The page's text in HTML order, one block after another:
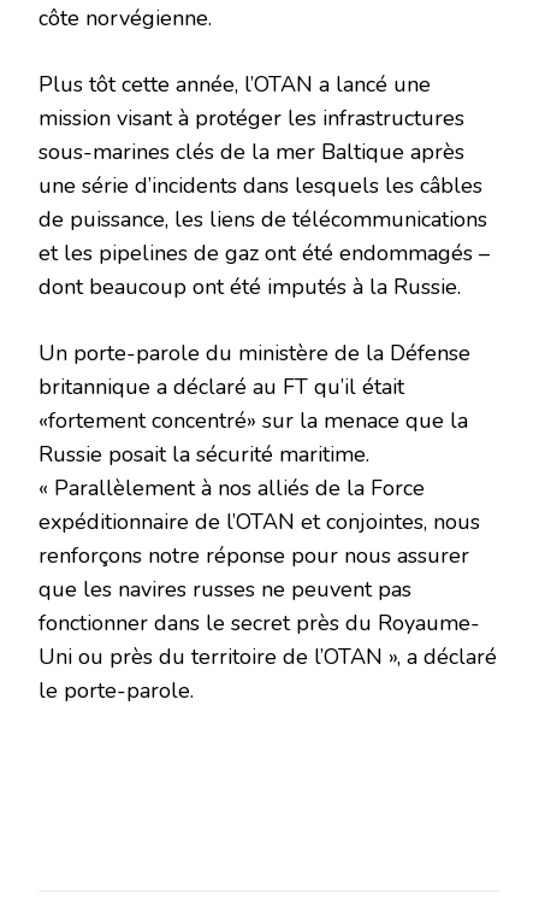
côte norvégienne.
Plus tôt cette année, l’OTAN a lancé une
mission visant à protéger les infrastructures
sous-marines clés de la mer Baltique après
une série d’incidents dans lesquels les câbles
de puissance, les liens de télécommunications
et les pipelines de gaz ont été endommagés –
dont beaucoup ont été imputés à la Russie.
Un porte-parole du ministère de la Défense
britannique a déclaré au FT qu’il était
«fortement concentré» sur la menace que la
Russie posait la sécurité maritime.
« Parallèlement à nos alliés de la Force
expéditionnaire de l’OTAN et conjointes, nous
renforçons notre réponse pour nous assurer
que les navires russes ne peuvent pas
fonctionner dans le secret près du Royaume-
Uni ou près du territoire de l’OTAN », a déclaré
le porte-parole.